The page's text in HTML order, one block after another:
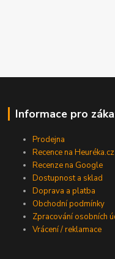
Informace pro
Prodejna
Recence na Heuréka.cz
Recenze na Google
Dostupnost a sklad
Doprava a platba
Obchodní podmínky
Zpracování osobních
Vrácení / reklamace